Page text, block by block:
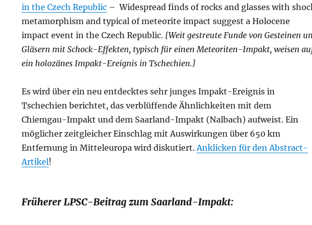
in the Czech Republic– Widespread finds of rocks and glasses with
metamorphism and typical of meteorite impact suggest a Holocene
impact event in the Czech Republic. [Weit gestreute Funde von Gesteinen
Gläsern mit Schock-Effekten, typisch für einen Meteoriten-Impakt, weisen
ein holozänes Impakt-Ereignis in Tschechien.]
Es wird über ein neu entdecktes sehr junges Impakt-Ereignis in
Tschechien berichtet, das verblüffende Ähnlichkeiten mit dem
Chiemgau-Impakt und dem Saarland-Impakt (Nalbach) aufweist. Ein
möglicher zeitgleicher Einschlag mit Auswirkungen über 650 km
Entfernung in Mitteleuropa wird diskutiert. Anklicken für den Abstract-
Artikel!
Früherer LPSC-Beitrag zum Saarland-Impakt: